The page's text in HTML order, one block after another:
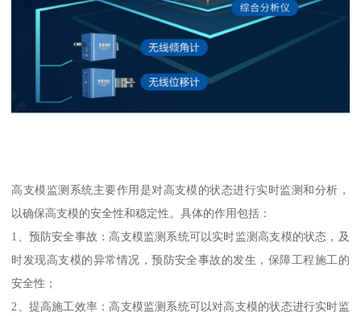
高支模监测系统主要作用是对高支模的状态进行实时监测和分析，
以确保高支模的安全性和稳定性。具体的作用包括：
1、预防安全事故：高支模监测系统可以实时监测高支模的状态，及
时发现高支模的异常情况，预防安全事故的发生，保障工程施工的
安全性；
2、提高施工效率：高支模监测系统可以对高支模的状态进行实时监